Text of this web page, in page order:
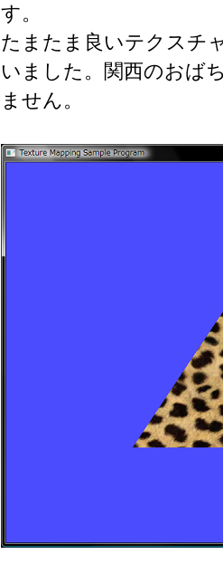
す。
たまたま良いテクスチ
いました。関西のおば
ません。